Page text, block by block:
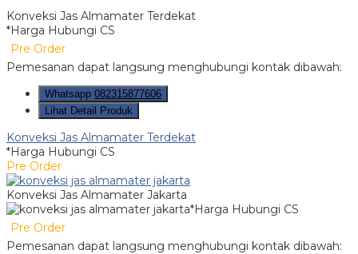
Konveksi Jas Almamater Terdekat
*Harga Hubungi CS
Pre Order
Pemesanan dapat langsung menghubungi kontak dibawah:
Whatsapp 082315877606
Lihat Detail Produk
Konveksi Jas Almamater Terdekat
*Harga Hubungi CS
Pre Order
Konveksi Jas Almamater Jakarta
*Harga Hubungi CS
Pre Order
Pemesanan dapat langsung menghubungi kontak dibawah: